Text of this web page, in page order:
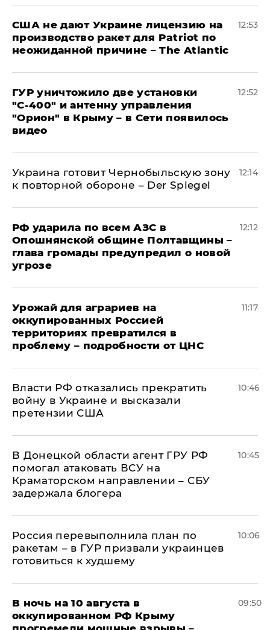
США не дают Украине лицензию на
производство ракет для Patriot по
неожиданной причине – The Atlantic
12:53
ГУР уничтожило две установки
"С‑400" и антенну управления
"Орион" в Крыму – в Сети появилось
видео
12:52
Украина готовит Чернобыльскую зону
к повторной обороне – Der Spiegel
12:14
РФ ударила по всем АЗС в
Опошнянской общине Полтавщины –
глава громады предупредил о новой
угрозе
12:12
Урожай для аграриев на
оккупированных Россией
территориях превратился в
проблему – подробности от ЦНС
11:17
Власти РФ отказались прекратить
войну в Украине и высказали
претензии США
10:46
В Донецкой области агент ГРУ РФ
помогал атаковать ВСУ на
Краматорском направлении – СБУ
задержала блогера
10:45
Россия перевыполнила план по
ракетам – в ГУР призвали украинцев
готовиться к худшему
10:06
В ночь на 10 августа в
оккупированном РФ Крыму
09:50